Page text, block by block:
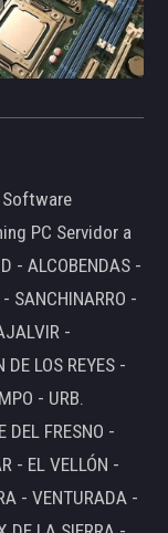
Software
PC Servidor a
- ALCOBENDAS -
SANCHINARRO -
-
LOS REYES -
- URB.
DEL FRESNO -
- EL VELLÓN -
- VENTURADA -